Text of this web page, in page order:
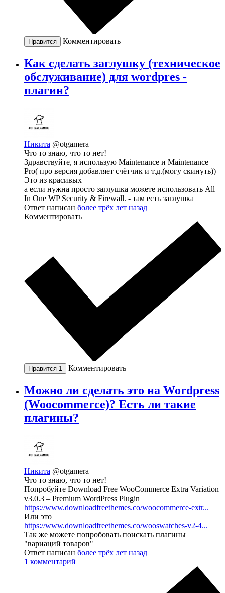
Нравится Комментировать
Как сделать заглушку (техническое
обслуживание) для wordpres -
плагин?
Никита @otgamera
Что то знаю, что то нет!
Здравствуйте, я использую Maintenance и Maintenance
Pro( про версия добавляет счётчик и т.д.(могу скинуть))
Это из красивых
а если нужна просто заглушка можете использовать All
In One WP Security & Firewall. - там есть заглушка
Ответ написан более трёх лет назад
Комментировать
Нравится 1 Комментировать
Можно ли сделать это на Wordpress
(Woocommerce)? Есть ли такие
плагины?
Никита @otgamera
Что то знаю, что то нет!
Попробуйте Download Free WooCommerce Extra Variation
v3.0.3 – Premium WordPress Plugin
https://www.downloadfreethemes.co/woocommerce-extr...
Или это
https://www.downloadfreethemes.co/wooswatches-v2-4...
Так же можете попробовать поискать плагины
"вариаций товаров"
Ответ написан более трёх лет назад
1 комментарий